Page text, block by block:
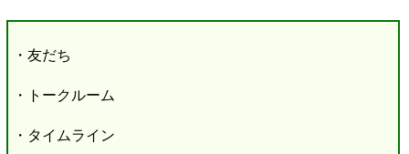
・友だち
・トークルーム
・タイムライン